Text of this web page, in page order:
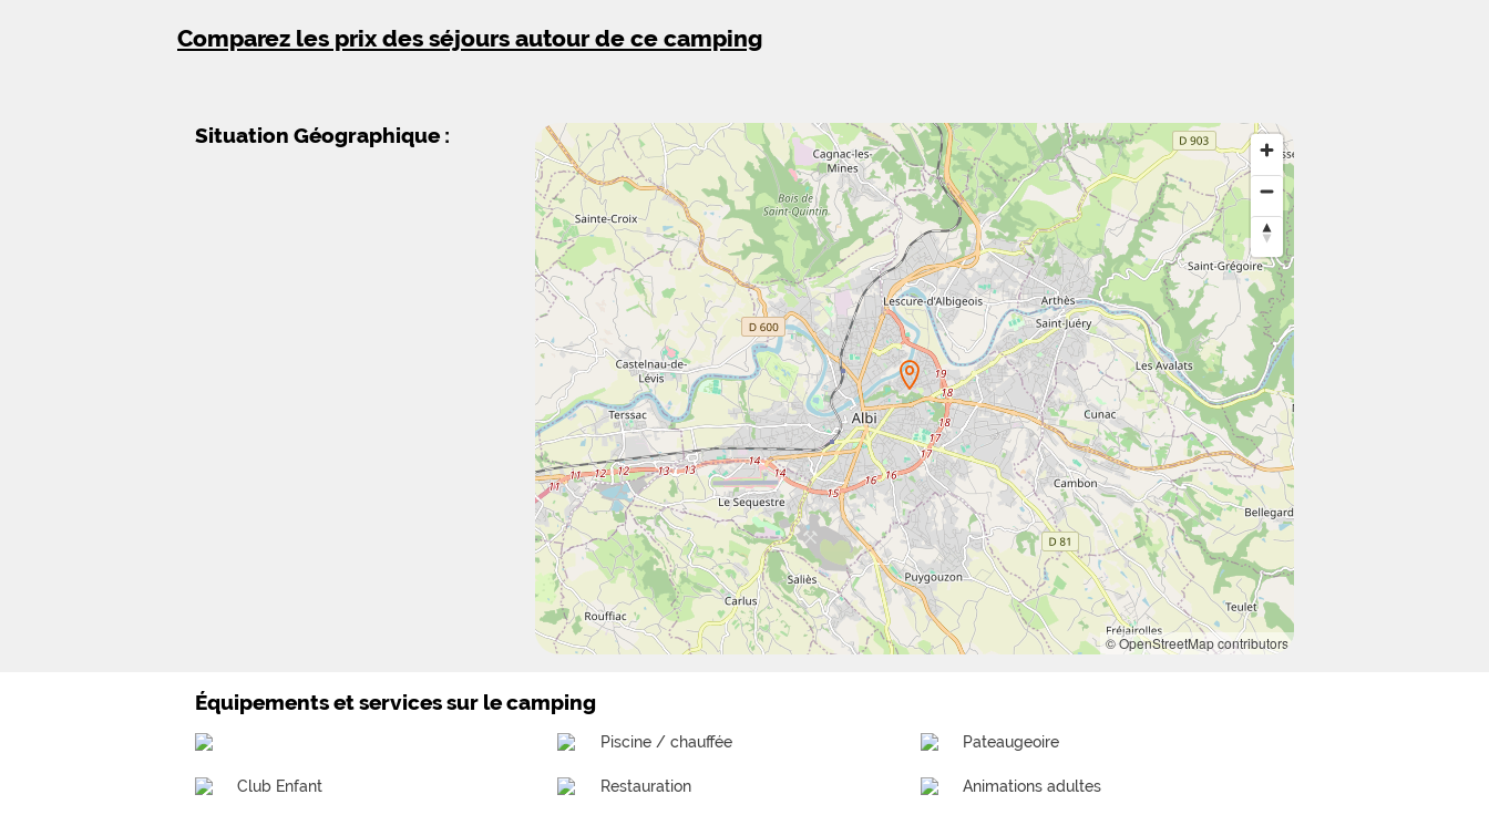
Comparez les prix des séjours autour de ce camping
Situation Géographique :
© OpenStreetMap contributors
Équipements et services sur le camping
Piscine / chauffée Pateaugeoire
Club Enfant Restauration Animations adultes